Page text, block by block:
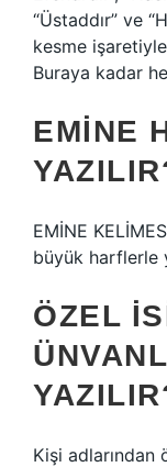
“Üstaddır” ve
kesme
Buraya kadar
EMINE
EMİNE
büyük harflerle
ÖZEL
Kişi adlarından